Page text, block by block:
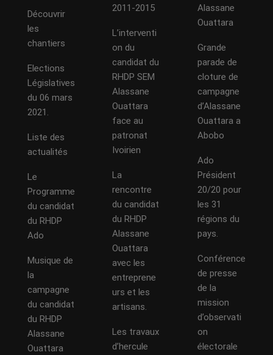
Découvrir
les
chantiers
Elections
Législatives
du 06 mars
2021.
Liste des
actualités
Le
Programme
du candidat
du RHDP
Ado
Musique de
la
campagne
du candidat
du RHDP
Alassane
Ouattara
2011-2015
L’interventi
on du
candidat du
RHDP SEM
Alassane
Ouattara
face au
patronat
Ivoirien
La
rencontre
du candidat
du RHDP
Alassane
Ouattara
avec les
entreprene
urs et les
artisans.
Les travaux
d’hercule
Alassane
Ouattara
Grande
parade de
cloture de
campagne
d’Alassane
Ouattara a
Abobo
Ado
Président
20/20 pour
les 31
régions du
pays.
Conférence
de presse
de la
mission
d’observati
on
électorale